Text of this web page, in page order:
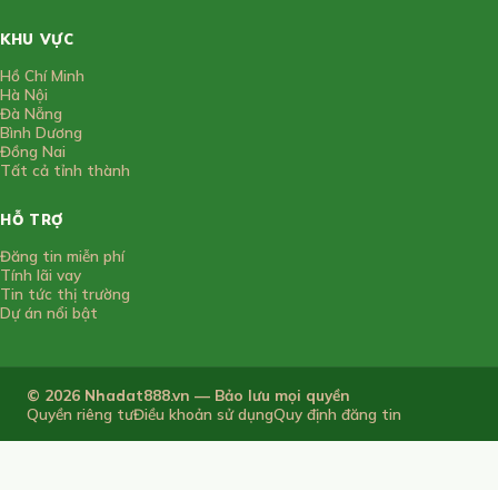
KHU VỰC
Hồ Chí Minh
Hà Nội
Đà Nẵng
Bình Dương
Đồng Nai
Tất cả tỉnh thành
HỖ TRỢ
Đăng tin miễn phí
Tính lãi vay
Tin tức thị trường
Dự án nổi bật
© 2026 Nhadat888.vn — Bảo lưu mọi quyền
Quyền riêng tưĐiều khoản sử dụngQuy định đăng tin